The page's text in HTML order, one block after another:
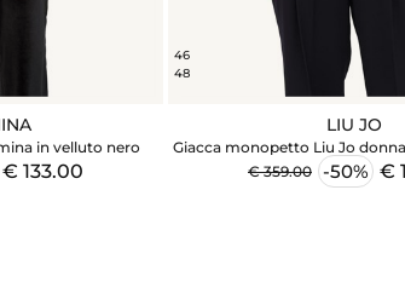
in velluto nero
€ 133.00
46
48
LIU JO
Giacca monopetto Liu Jo
perle
€ 359.00 -50% €